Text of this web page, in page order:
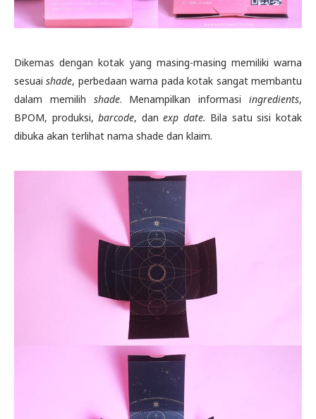
Dikemas dengan kotak yang masing-masing memiliki warna
sesuaishade, perbedaan warna pada kotak sangat membantu
dalam memilih shade. Menampilkan informasiingredients,
BPOM, produksi,barcode, dan exp date. Bila satu sisi kotak
dibuka akan terlihat nama shade dan klaim.